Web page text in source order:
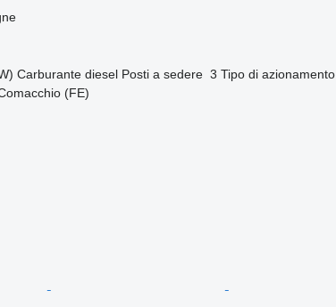
Carburante diesel Posti a sedere 3 Tipo di azionamento
(FE)